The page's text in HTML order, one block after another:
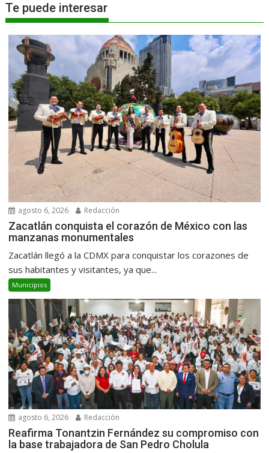
Te puede interesar
agosto 6, 2026 Redacción
Zacatlán conquista el corazón de México con las
manzanas monumentales
Zacatlán llegó a la CDMX para conquistar los corazones de
sus habitantes y visitantes, ya que...
Municipios
agosto 6, 2026 Redacción
Reafirma Tonantzin Fernández su compromiso con
la base trabajadora de San Pedro Cholula